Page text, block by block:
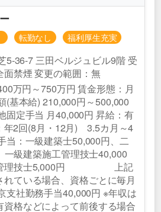
転勤なし 福利厚生充実
5‐36-7 三田ベルジュビル9階 受
禁煙 変更の範囲：無
万円～750万円 賃金形態：月
(基本給) 210,000円～500,000
当 月40,000円 昇給：有
年2回(8月・12月) 3.5カ月～4
当：一級建築士50,000円、二
級建築施工管理技士40,000
管理技士5,000円 上記
ている場合、資格ごとに毎月
支社勤務手当40,000円 ※年収は
資格などによって前後する場合